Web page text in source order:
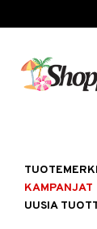
KAMPANJAT
UUSIA